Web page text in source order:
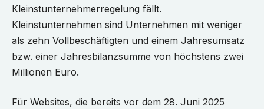
Kleinstunternehmerregelung fällt.
Kleinstunternehmen sind Unternehmen mit weniger
als zehn Vollbeschäftigten und einem Jahresumsatz
bzw. einer Jahresbilanzsumme von höchstens zwei
Millionen Euro.
Für Websites, die bereits vor dem 28. Juni 2025